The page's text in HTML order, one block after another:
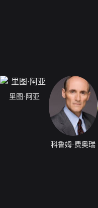
里图·阿亚
科鲁姆·费奥瑞